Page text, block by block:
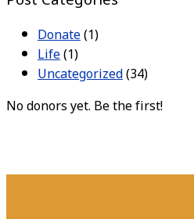
Donate(1)
Life(1)
Uncategorized(34)
No donors yet. Be the first!